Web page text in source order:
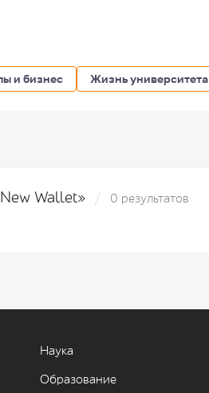
и бизнес Жизнь университета
Wallet» 0 результатов
Наука
Образование